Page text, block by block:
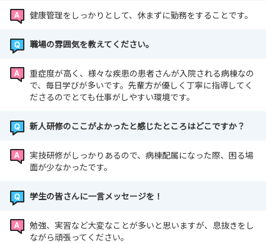
健康管理をしっかりとして、休まずに勤務をすることです。
職場の雰囲気を教えてください。
重症度が高く、様々な疾患の患者さんが入院される病棟なの
で、毎日学びが多いです。先輩方が優しく丁寧に指導してく
ださるのでとても仕事がしやすい環境です。
新人研修のここがよかったと感じたところはどこですか？
実技研修がしっかりあるので、病棟配属になった際、困る場
面が少なかったです。
学生の皆さんに一言メッセージを！
勉強、実習など大変なことが多いと思いますが、息抜きをし
ながら頑張ってください。